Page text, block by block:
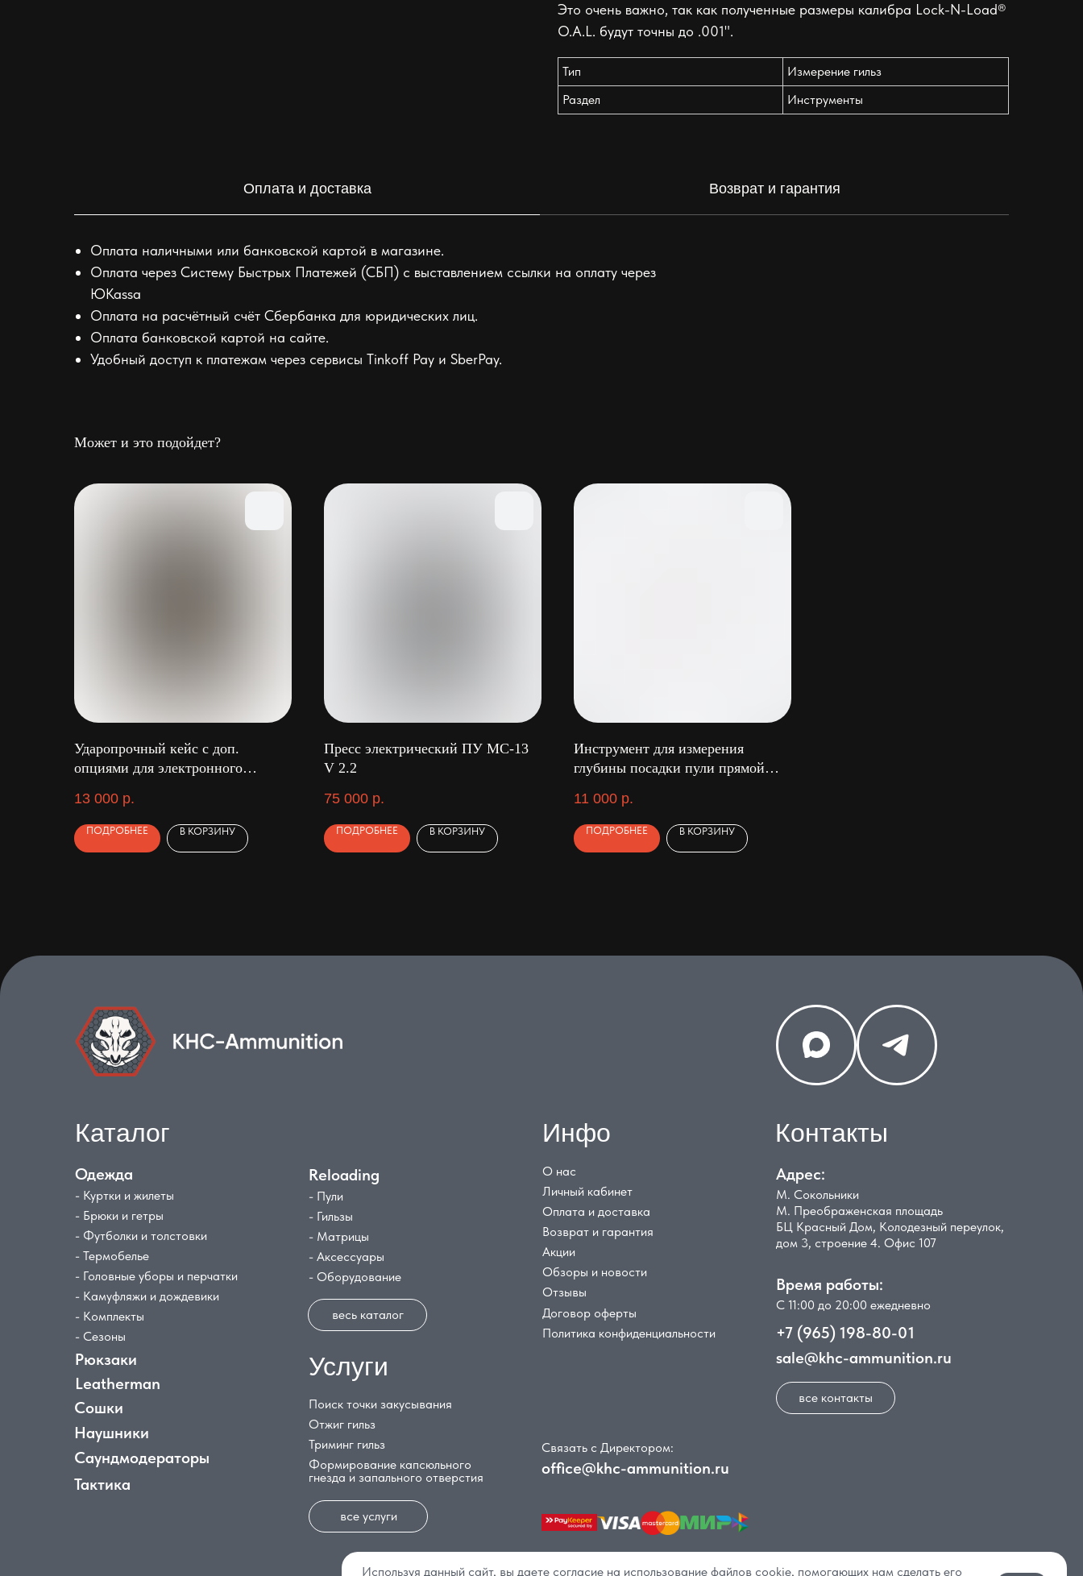
Используя данный сайт, вы даете согласие на использование файлов cookie, помогающих нам сделать его
Это очень важно, так как полученные размеры калибра Lock-N-Load®
O.A.L. будут точны до .001".
Тип
Измерение гильз
Раздел
Инструменты
Оплата и доставка Возврат и гарантия
Оплата наличными или банковской картой в магазине.
Оплата через Систему Быстрых Платежей (СБП) с выставлением ссылки на оплату через
ЮKassa
Оплата на расчётный счёт Сбербанка для юридических лиц.
Оплата банковской картой на сайте.
Удобный доступ к платежам через сервисы Tinkoff Pay и SberPay.
Может и это подойдет?
Ударопрочный кейс с доп.
опциями для электронного
13 000 р.
ПОДРОБНЕЕ В КОРЗИНУ
Пресс электрический ПУ МС-13
V 2.2
75 000 р.
ПОДРОБНЕЕ В КОРЗИНУ
Инструмент для измерения
глубины посадки пули прямой
11 000 р.
ПОДРОБНЕЕ В КОРЗИНУ
Каталог Инфо Контакты
Одежда
- Куртки и жилеты
- Брюки и гетры
- Футболки и толстовки
- Термобелье
- Головные уборы и перчатки
- Камуфляжи и дождевики
- Комплекты
- Сезоны
Рюкзаки
Leatherman
Сошки
Наушники
Саундмодераторы
Тактика
О нас
Личный кабинет
Оплата и доставка
Возврат и гарантия
Акции
Обзоры и новости
Отзывы
Договор оферты
Адрес:
М. Сокольники
М. Преображенская площадь
БЦ Красный Дом, Колодезный переулок,
дом 3, строение 4. Офис 107
Время работы:
С 11:00 до 20:00 ежедневно
office@khc-ammunition.ru
Связать с Директором:
+7 (965) 198-80-01
sale@khc-ammunition.ru
Reloading
- Пули
- Гильзы
- Матрицы
- Аксессуары
- Оборудование
Поиск точки закусывания
Услуги
Отжиг гильз
Триминг гильз
Формирование капсюльного
гнезда и запального отверстия
весь каталог
все услуги
все контакты
Политика конфиденциальности